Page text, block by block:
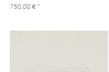
750,00 € *